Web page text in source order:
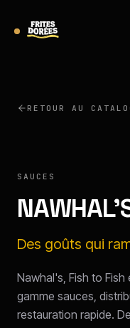
RETOUR AU
SAUCES
Des goûts qui
Nawhal's, Fish to
gamme sauces,
restauration rapide.